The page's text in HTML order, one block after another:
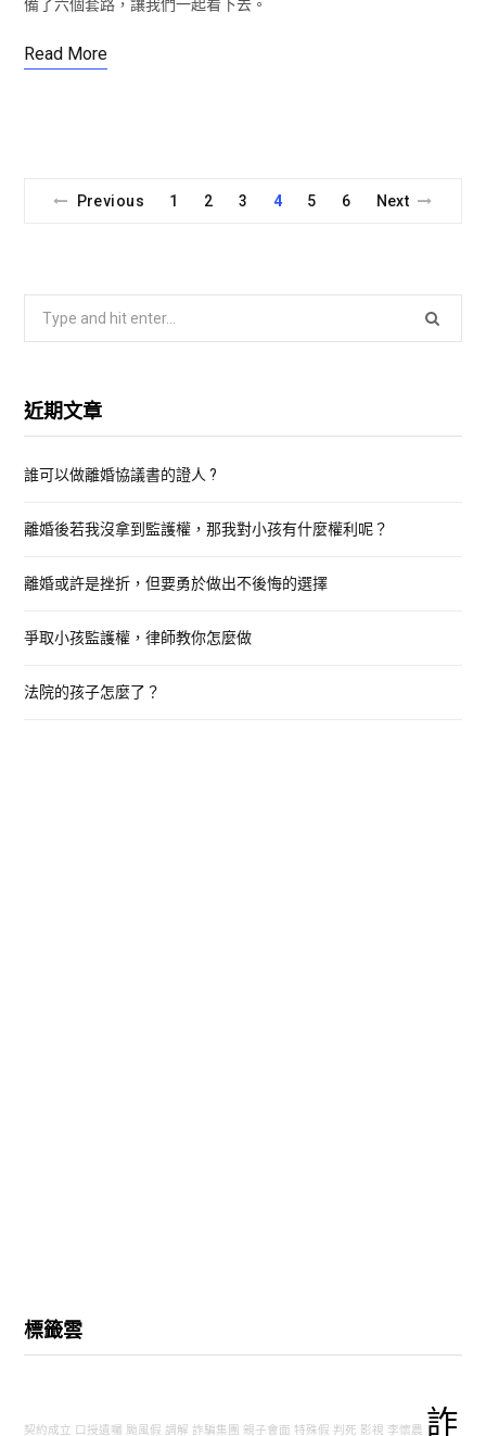
備了六個套路，讓我們一起看下去。
Read More
Previous 1 2 3 4 5 6 Next
c
f
r
近期文章
誰可以做離婚協議書的證人 ?
離婚後若我沒拿到監護權，那我對小孩有什麼權利呢？
離婚或許是挫折，但要勇於做出不後悔的選擇
爭取小孩監護權，律師教你怎麼做
法院的孩子怎麼了？
標籤雲
契約成立 口授遺囑 颱風假 調解 詐騙集團 親子會面 特殊假 判死 影視 李懷農 詐